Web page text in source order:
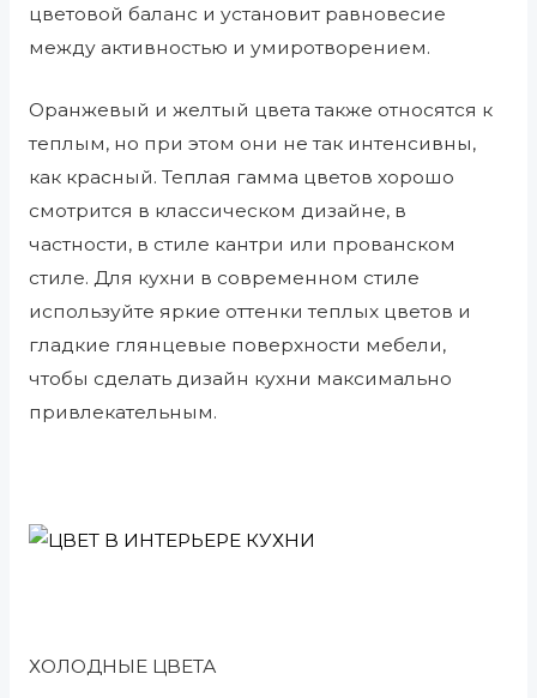
цветовой баланс и установит равновесие
между активностью и умиротворением.
Оранжевый и желтый цвета также относятся к
теплым, но при этом они не так интенсивны,
как красный. Теплая гамма цветов хорошо
смотрится в классическом дизайне, в
частности, в стиле кантри или прованском
стиле. Для кухни в современном стиле
используйте яркие оттенки теплых цветов и
гладкие глянцевые поверхности мебели,
чтобы сделать дизайн кухни максимально
привлекательным.
ХОЛОДНЫЕ ЦВЕТА